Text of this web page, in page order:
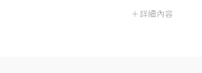
＋詳細內容